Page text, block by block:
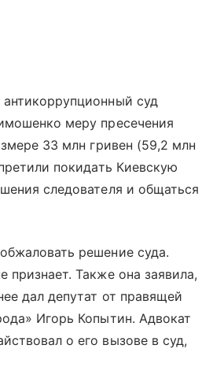
суд
меру пресечения
33 млн гривен (59,2 млн
покидать Киевскую
следователя и общаться
решение суда.
признает. Также она заявила,
дал депутат от правящей
Игорь Копытин. Адвокат
о его вызове в суд,